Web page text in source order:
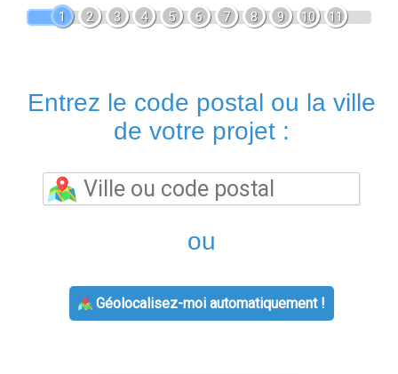
1 2 3 4 5 6 7 8 9 10 11
Entrez le code postal ou la ville
de votre projet :
ou
Géolocalisez-moi automatiquement !